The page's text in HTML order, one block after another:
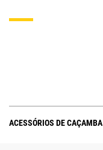
ACESSÓRIOS DE CAÇAMBA